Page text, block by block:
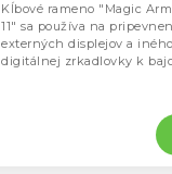
Kĺbové rameno "Magic
11" sa používa na
externých displejov a
digitálnej zrkadlovky k